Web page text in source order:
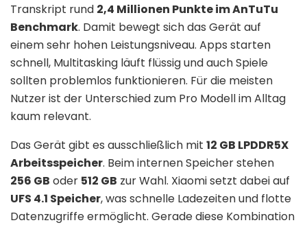
Transkript rund 2,4 Millionen Punkte im AnTuTu
Benchmark. Damit bewegt sich das Gerät auf
einem sehr hohen Leistungsniveau. Apps starten
schnell, Multitasking läuft flüssig und auch Spiele
sollten problemlos funktionieren. Für die meisten
Nutzer ist der Unterschied zum Pro Modell im Alltag
kaum relevant.
Das Gerät gibt es ausschließlich mit 12 GB LPDDR5X
Arbeitsspeicher. Beim internen Speicher stehen
256 GB oder 512 GB zur Wahl. Xiaomi setzt dabei auf
UFS 4.1 Speicher, was schnelle Ladezeiten und flotte
Datenzugriffe ermöglicht. Gerade diese Kombination